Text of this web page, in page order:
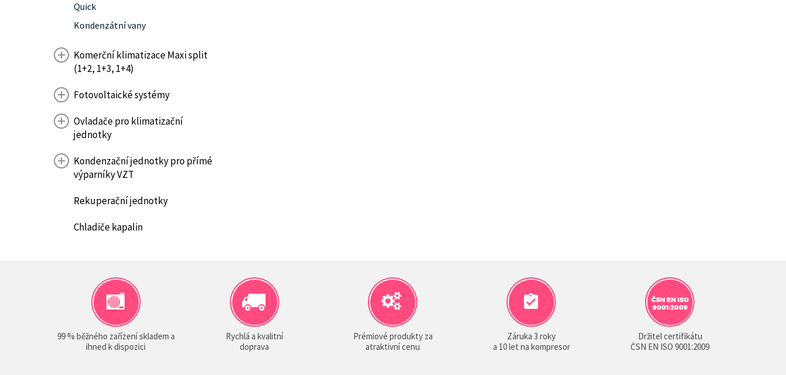
Quick
Kondenzátní vany
Komerční klimatizace Maxi split
(1+2, 1+3, 1+4)
Fotovoltaické systémy
Ovladače pro klimatizační
jednotky
Kondenzační jednotky pro přímé
výparníky VZT
Rekuperační jednotky
Chladiče kapalin
99 % běžného zařízení skladem a
ihned k dispozici
Rychlá a kvalitní
doprava
Prémiové produkty za
atraktivní cenu
Záruka 3 roky
a 10 let na kompresor
Držitel certifikátu
ČSN EN ISO 9001:2009